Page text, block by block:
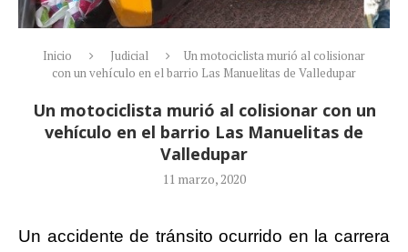
Inicio Judicial
Un motociclista murió al colisionar
con un vehículo en el barrio Las Manuelitas de Valledupar
Un motociclista murió al colisionar con un
vehículo en el barrio Las Manuelitas de
Valledupar
11 marzo, 2020
Un accidente de tránsito ocurrido en la carrera